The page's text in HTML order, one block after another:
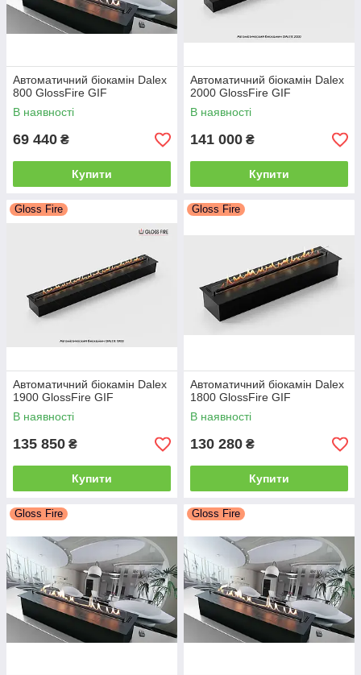
Автоматичний біокамін Dalex
800 GlossFire GIF
В наявності
69 440 ₴
Купити
Автоматичний біокамін Dalex
2000 GlossFire GIF
В наявності
141 000 ₴
Купити
Gloss Fire
Автоматичний біокамін Dalex
1900 GlossFire GIF
В наявності
135 850 ₴
Купити
Gloss Fire
Автоматичний біокамін Dalex
1800 GlossFire GIF
В наявності
130 280 ₴
Купити
Gloss Fire Gloss Fire